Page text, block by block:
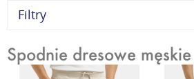
Odzież damska
Basic damski
Odzież męska
Basic męski
Filtry
Spodnie dresowe męskie